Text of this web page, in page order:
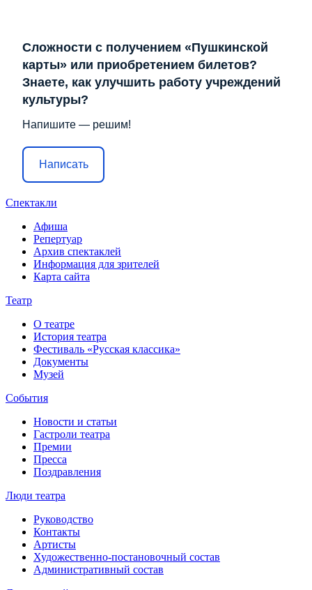
Сложности с получением «Пушкинской
карты» или приобретением билетов?
Знаете, как улучшить работу учреждений
культуры?
Напишите — решим!
Написать
Спектакли
Афиша
Репертуар
Архив спектаклей
Информация для зрителей
Карта сайта
Театр
О театре
История театра
Фестиваль «Русская классика»
Документы
Музей
События
Новости и статьи
Гастроли театра
Премии
Пресса
Поздравления
Люди театра
Руководство
Контакты
Артисты
Художественно-постановочный состав
Административный состав